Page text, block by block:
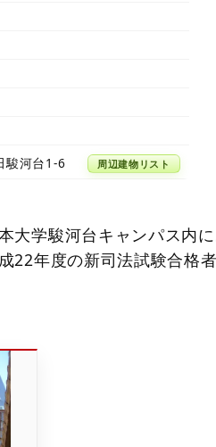
駿河台1-6 周辺建物リスト
大学駿河台キャンパス内
22年度の新司法試験合格